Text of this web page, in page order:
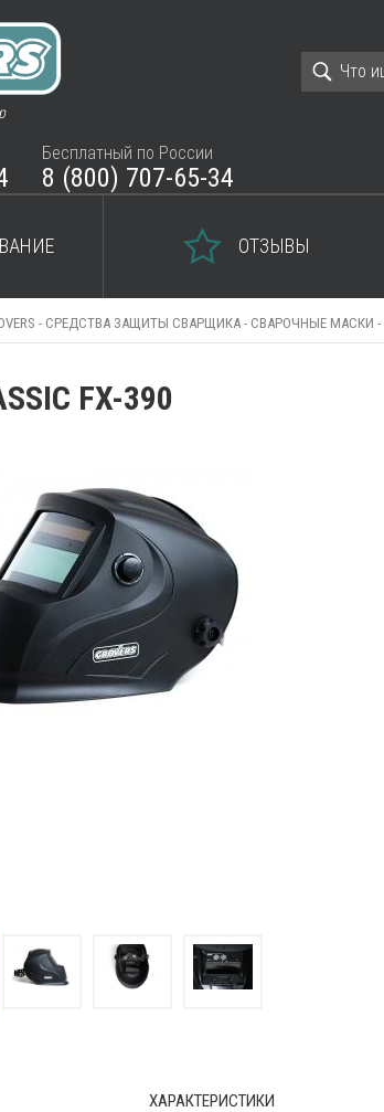
Бесплатный по России
8 (800) 707-65-34
ОТЗЫВЫ
- СРЕДСТВА ЗАЩИТЫ СВАРЩИКА - СВАРОЧНЫЕ МАСКИ -
FX-390
ХАРАКТЕРИСТИКИ